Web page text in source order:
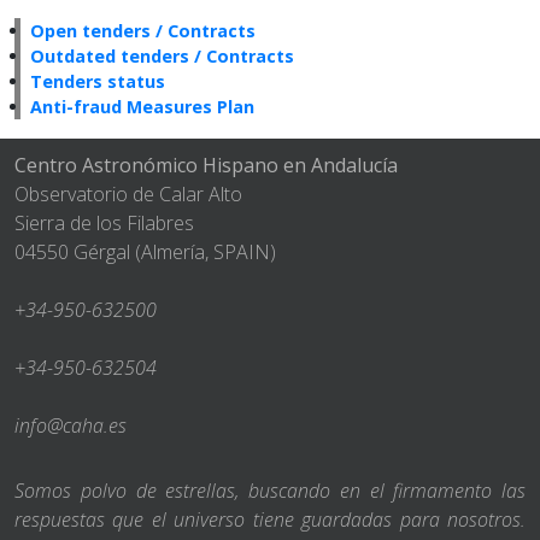
Open tenders / Contracts
Outdated tenders / Contracts
Tenders status
Anti-fraud Measures Plan
Centro Astronómico Hispano en Andalucía
Observatorio de Calar Alto
Sierra de los Filabres
04550 Gérgal (Almería, SPAIN)
+34-950-632500
+34-950-632504
info@caha.es
Somos polvo de estrellas, buscando en el firmamento las
respuestas que el universo tiene guardadas para nosotros.